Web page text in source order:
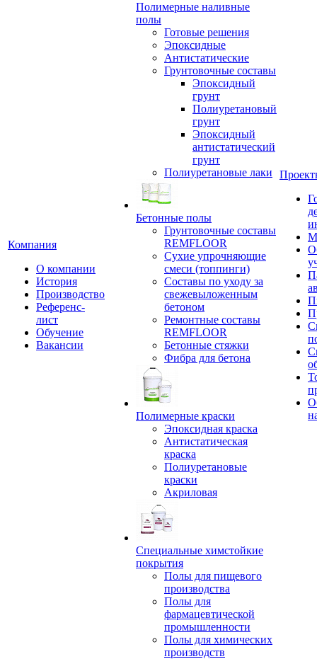
Компания
О компании
История
Производство
Референс-
лист
Обучение
Вакансии
Полимерные наливные
полы
Готовые решения
Эпоксидные
Антистатические
Грунтовочные составы
Эпоксидный
грунт
Полиуретановый
грунт
Эпоксидный
антистатический
грунт
Полиуретановые лаки
Бетонные полы
Грунтовочные составы
REMFLOOR
Сухие упрочняющие
смеси (топпинги)
Составы по уходу за
свежевыложенным
бетоном
Ремонтные составы
REMFLOOR
Бетонные стяжки
Фибра для бетона
Полимерные краски
Эпоксидная краска
Антистатическая
краска
Полиуретановые
краски
Акриловая
Специальные химстойкие
покрытия
Полы для пищевого
производства
Полы для
фармацевтической
промышленности
Полы для химических
производств